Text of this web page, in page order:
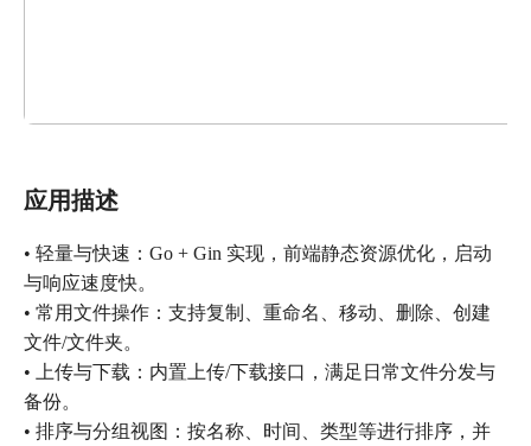
应用描述
• 轻量与快速：Go + Gin 实现，前端静态资源优化，启动
与响应速度快。
• 常用文件操作：支持复制、重命名、移动、删除、创建
文件/文件夹。
• 上传与下载：内置上传/下载接口，满足日常文件分发与
备份。
• 排序与分组视图：按名称、时间、类型等进行排序，并